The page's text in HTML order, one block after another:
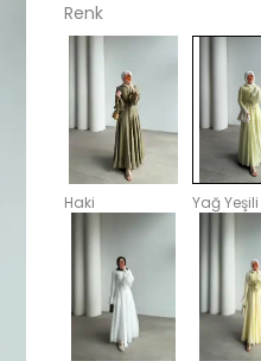
Renk
Haki Yağ Yeşili